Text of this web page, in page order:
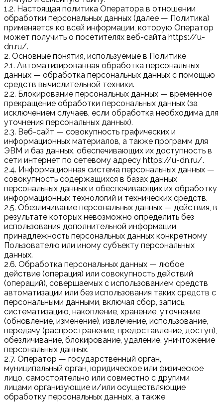
1.2. Настоящая политика Оператора в отношении
обработки персональных данных (далее — Политика)
применяется ко всей информации, которую Оператор
может получить о посетителях веб-сайта https://u-
dn.ru/.
2. Основные понятия, используемые в Политике
2.1. Автоматизированная обработка персональных
данных — обработка персональных данных с помощью
средств вычислительной техники.
2.2. Блокирование персональных данных — временное
прекращение обработки персональных данных (за
исключением случаев, если обработка необходима для
уточнения персональных данных).
2.3. Веб-сайт — совокупность графических и
информационных материалов, а также программ для
ЭВМ и баз данных, обеспечивающих их доступность в
сети интернет по сетевому адресу https://u-dn.ru/.
2.4. Информационная система персональных данных —
совокупность содержащихся в базах данных
персональных данных и обеспечивающих их обработку
информационных технологий и технических средств.
2.5. Обезличивание персональных данных — действия, в
результате которых невозможно определить без
использования дополнительной информации
принадлежность персональных данных конкретному
Пользователю или иному субъекту персональных
данных.
2.6. Обработка персональных данных — любое
действие (операция) или совокупность действий
(операций), совершаемых с использованием средств
автоматизации или без использования таких средств с
персональными данными, включая сбор, запись,
систематизацию, накопление, хранение, уточнение
(обновление, изменение), извлечение, использование,
передачу (распространение, предоставление, доступ),
обезличивание, блокирование, удаление, уничтожение
персональных данных.
2.7. Оператор — государственный орган,
муниципальный орган, юридическое или физическое
лицо, самостоятельно или совместно с другими
лицами организующие и/или осуществляющие
обработку персональных данных, а также